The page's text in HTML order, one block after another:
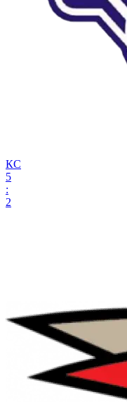
КС
5
:
2